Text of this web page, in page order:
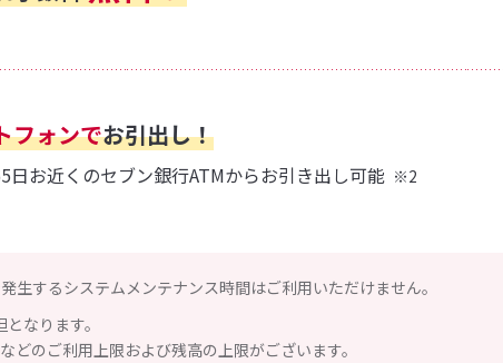
フォンでお引出し！
日お近くのセブン銀行ATMからお引き出し可能 ※2
生するシステムメンテナンス時間はご利用いただけません。
なります。
どのご利用上限および残高の上限がございます。